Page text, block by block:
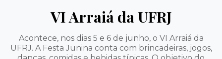
VI Arraiá da UFRJ
Acontece, nos dias 5 e 6 de junho, o VI Arraiá da
UFRJ. A Festa Junina conta com brincadeiras, jogos,